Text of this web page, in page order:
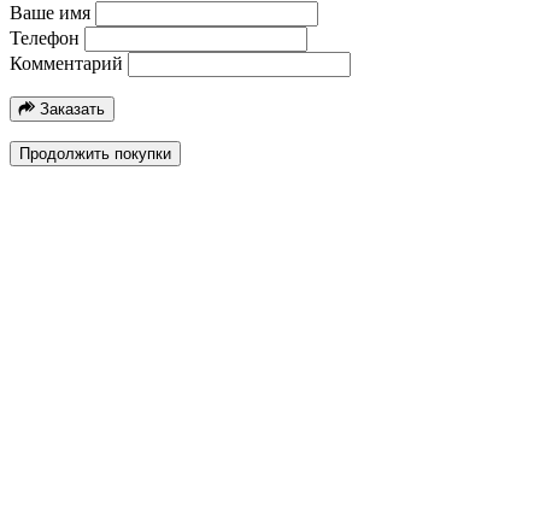
Ваше имя
Телефон
Комментарий
Заказать
Продолжить покупки